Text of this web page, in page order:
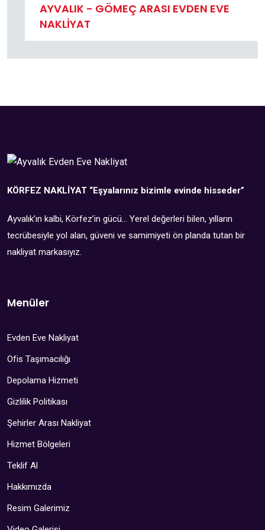
AYVALIK - GÖMEÇ ARASI EVDEN EVE
NAKLIYAT
KÖRFEZ NAKLİYAT “Eşyalarınız bizimle evinde hisseder”
Ayvalık’ın kalbi, Körfez’in gücü… Yerel değerleri bilen, yılların
tecrübesiyle yol alan, güveni ve samimiyeti ön planda tutan bir
nakliyat markasıyız.
Menüler
Evden Eve Nakliyat
Ofis Taşımacılığı
Depolama Hizmeti
Gizlilik Politikası
Şehirler Arası Nakliyat
Hizmet Bölgeleri
Teklif Al
Hakkımızda
Resim Galerimiz